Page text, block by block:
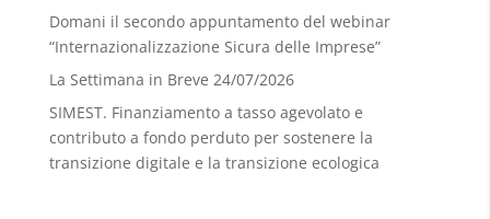
Domani il secondo appuntamento del webinar
“Internazionalizzazione Sicura delle Imprese”
La Settimana in Breve 24/07/2026
SIMEST. Finanziamento a tasso agevolato e
contributo a fondo perduto per sostenere la
transizione digitale e la transizione ecologica